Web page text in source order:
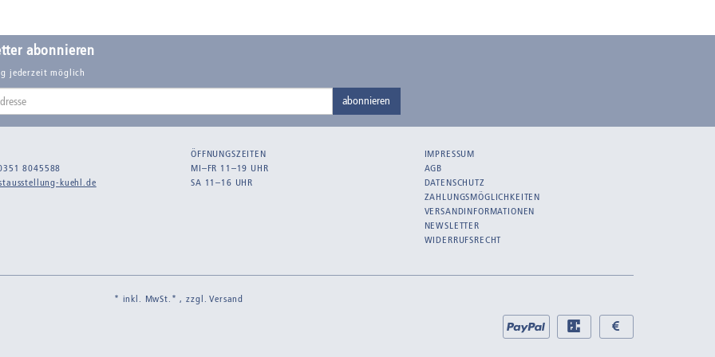
abonnieren
jederzeit möglich
abonnieren
8045588
kuehl.de
ÖFFNUNGSZEITEN
MI–FR 11–19 UHR
SA 11–16 UHR
IMPRESSUM
AGB
DATENSCHUTZ
ZAHLUNGSMÖGLICHKEITEN
VERSANDINFORMATIONEN
NEWSLETTER
WIDERRUFSRECHT
* inkl. MwSt.* , zzgl.Versand
Bei
uns
PayPal
bei
bei